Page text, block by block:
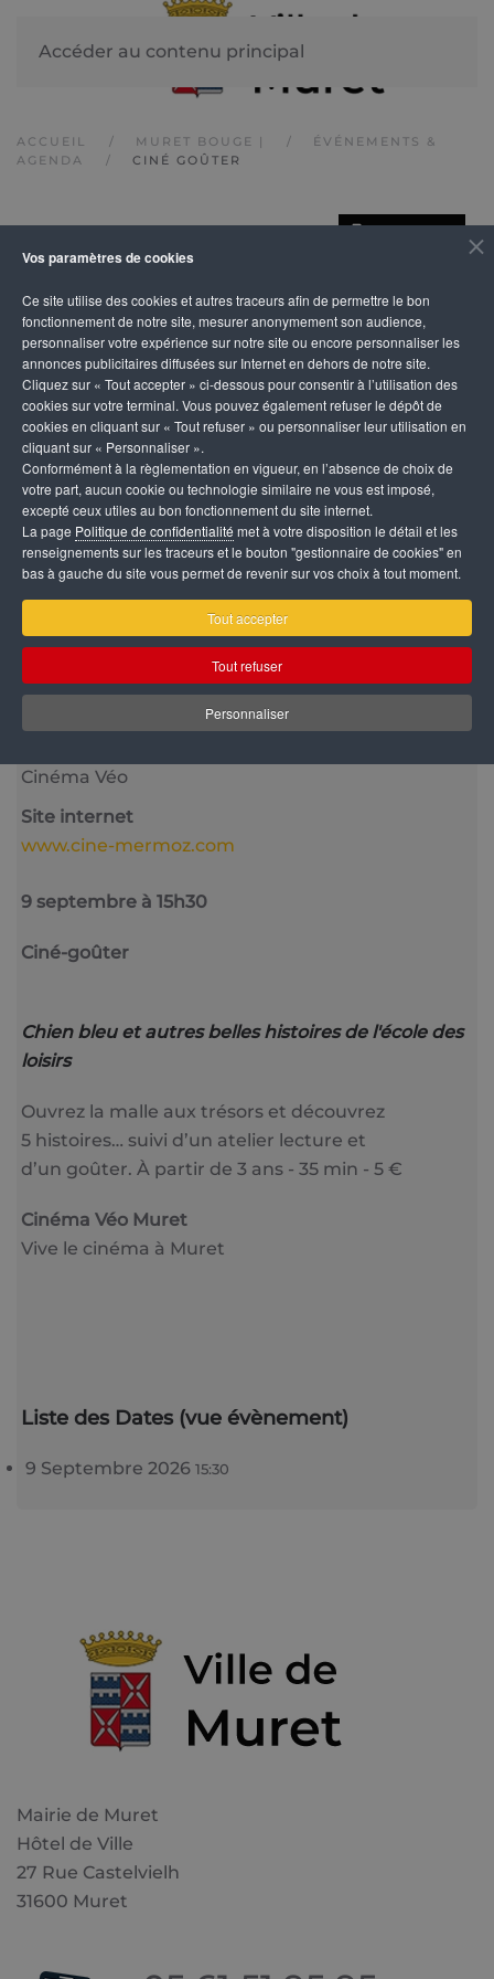
Vos paramètres de cookies
Ce site utilise des cookies et autres traceurs afin de permettre le bon
fonctionnement de notre site, mesurer anonymement son audience,
personnaliser votre expérience sur notre site ou encore personnaliser les
annonces publicitaires diffusées sur Internet en dehors de notre site.
Cliquez sur « Tout accepter » ci-dessous pour consentir à l’utilisation des
cookies sur votre terminal. Vous pouvez également refuser le dépôt de
cookies en cliquant sur « Tout refuser » ou personnaliser leur utilisation en
cliquant sur « Personnaliser ».
Conformément à la règlementation en vigueur, en l’absence de choix de
votre part, aucun cookie ou technologie similaire ne vous est imposé,
excepté ceux utiles au bon fonctionnement du site internet.
La page Politique de confidentialité met à votre disposition le détail et les
renseignements sur les traceurs et le bouton "gestionnaire de cookies" en
bas à gauche du site vous permet de revenir sur vos choix à tout moment.
Tout accepter
Tout refuser
Personnaliser
Accéder au contenu principal
ACCUEIL MURET BOUGE |
ÉVÉNEMENTS &
AGENDA
CINÉ GOÛTER
Ciné goûter
Jeune Public
Date
Cinéma Véo
Site internet
www.cine-mermoz.com
9 septembre à 15h30
Ciné-goûter
Chien bleu et autres belles histoires de l'école des
loisirs
Ouvrez la malle aux trésors et découvrez
5 histoires… suivi d’un atelier lecture et
d’un goûter. À partir de 3 ans - 35 min - 5 €
Cinéma Véo Muret
Vive le cinéma à Muret
Liste des Dates (vue évènement)
9 Septembre 202615:30
Mairie de Muret
Hôtel de Ville
27 Rue Castelvielh
31600 Muret